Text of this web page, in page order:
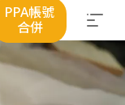
PPA帳號
合併